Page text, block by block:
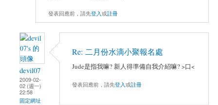
發表回應前，請先登入或註冊
devil07
2009-02-
02 (週一)
22:58
固定網址
Re: 二月份水滴小聚報名處
Jude是指我嘛? 新人得準備自我介紹嘛? >口<
發表回應前，請先登入或註冊